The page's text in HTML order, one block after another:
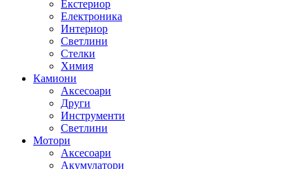
Екстериор
Електроника
Интериор
Светлини
Стелки
Химия
Камиони
Аксесоари
Други
Инструменти
Светлини
Мотори
Аксесоари
Акумулатори